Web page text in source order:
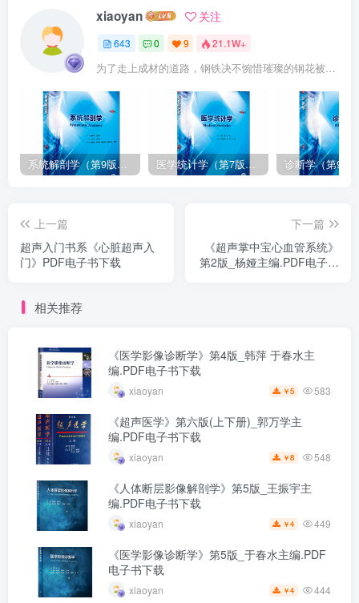
xiaoyan 关注
643 0 9 21.1W+
为了走上成材的道路，钢铁决不惋惜璀璨的钢花被遗弃
系统解剖学（第9版）丁文龙主编_人卫版教材.PDF电子书下载 医学统计学（第7版）李康主编_人卫版教材.PDF电子书下载
上一篇
超声入门书系《心脏超声入
门》PDF电子书下载
下一篇
《超声掌中宝心血管系统》
第2版_杨娅主编.PDF电子书
相关推荐
《医学影像诊断学》第4版_韩萍 于春水主
编.PDF电子书下载
xiaoyan ￥5 583
《超声医学》第六版(上下册)_郭万学主
编.PDF电子书下载
xiaoyan ￥8 548
《人体断层影像解剖学》第5版_王振宇主
编.PDF电子书下载
xiaoyan ￥4 449
《医学影像诊断学》第5版_于春水主编.PDF
电子书下载
xiaoyan ￥4 444